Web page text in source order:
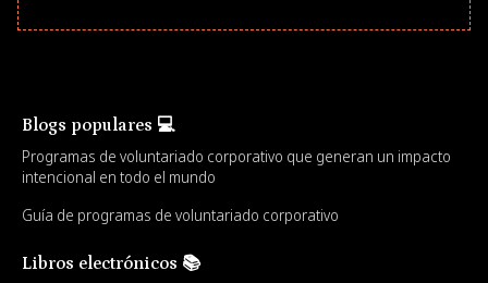
Blogs populares 💻
Programas de voluntariado corporativo que generan un impacto
intencional en todo el mundo
Guía de programas de voluntariado corporativo
Libros electrónicos 📚